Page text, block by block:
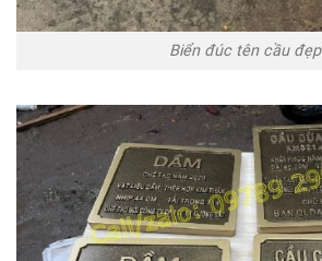
Biển đúc tên cầu đẹp